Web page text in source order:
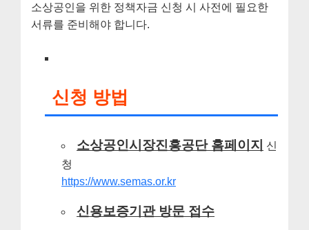
소상공인을 위한 정책자금 신청 시 사전에 필요한
서류를 준비해야 합니다.
신청 방법
소상공인시장진흥공단 홈페이지
신
청
https://www.semas.or.kr
신용보증기관 방문 접수